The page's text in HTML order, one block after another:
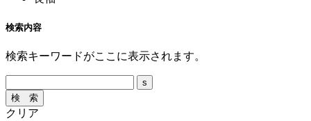
検索内容
検索キーワードがここに表示されます。
クリア